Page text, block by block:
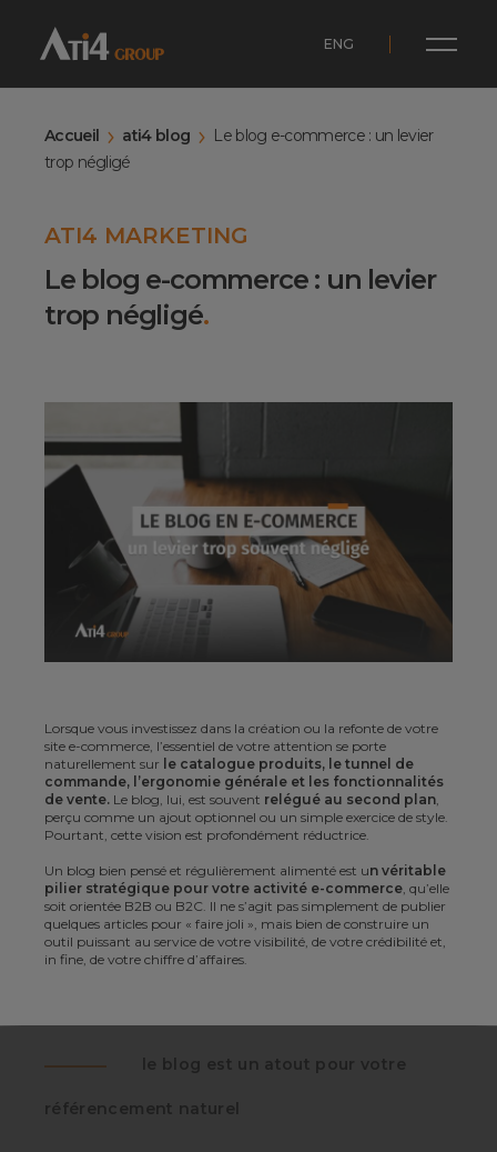
ENG
Accueil ati4 blog
Le blog e-commerce : un levier
trop négligé
ATI4 MARKETING
Le blog e-commerce : un levier
trop négligé.
Lorsque vous investissez dans la création ou la refonte de votre
site e-commerce, l’essentiel de votre attention se porte
naturellement sur le catalogue produits, le tunnel de
commande, l’ergonomie générale et les fonctionnalités
de vente. Le blog, lui, est souvent relégué au second plan,
perçu comme un ajout optionnel ou un simple exercice de style.
Pourtant, cette vision est profondément réductrice.
Un blog bien pensé et régulièrement alimenté est un véritable
pilier stratégique pour votre activité e-commerce, qu’elle
soit orientée B2B ou B2C. Il ne s’agit pas simplement de publier
quelques articles pour « faire joli », mais bien de construire un
outil puissant au service de votre visibilité, de votre crédibilité et,
in fine, de votre chiffre d’affaires.
le blog est un atout pour votre
référencement naturel